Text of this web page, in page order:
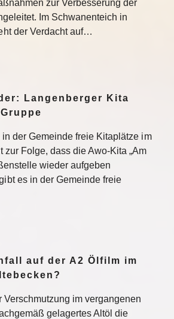
zur Verbesserung der
Im Schwanenteich in
der Verdacht auf…
Langenberger Kita
der Gemeinde freie Kitaplätze im
zur Folge, dass die Awo-Kita „Am
wieder aufgeben
es in der Gemeinde freie
auf der A2 Ölfilm im
Verschmutzung im vergangenen
gelagertes Altöl die